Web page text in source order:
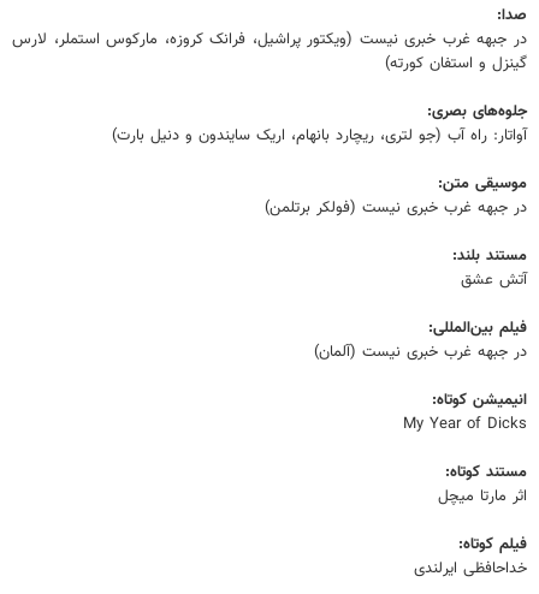
صدا:
در جبهه غرب خبری نیست (ویکتور پراشیل، فرانک کروزه، مارکوس استملر، لارس
گینزل و استفان کورته)
جلوه‌های بصری:
آواتار: راه آب (جو لتری، ریچارد بانهام، اریک سایندون و دنیل بارت)
موسیقی متن:
در جبهه غرب خبری نیست (فولکر برتلمن)
مستند بلند:
آتش عشق
فیلم بین‌المللی:
در جبهه غرب خبری نیست (آلمان)
انیمیشن کوتاه:
My Year of Dicks
مستند کوتاه:
اثر مارتا میچل
فیلم کوتاه:
خداحافظی ایرلندی